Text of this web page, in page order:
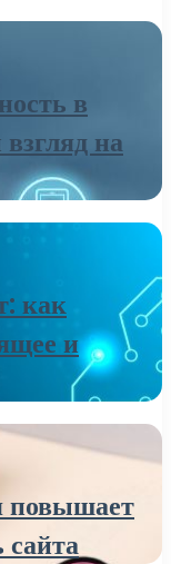
в
на
как
и
повышает
сайта